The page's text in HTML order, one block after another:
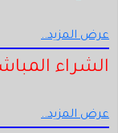
عرض المزيد..
الشراء
عرض المزيد..